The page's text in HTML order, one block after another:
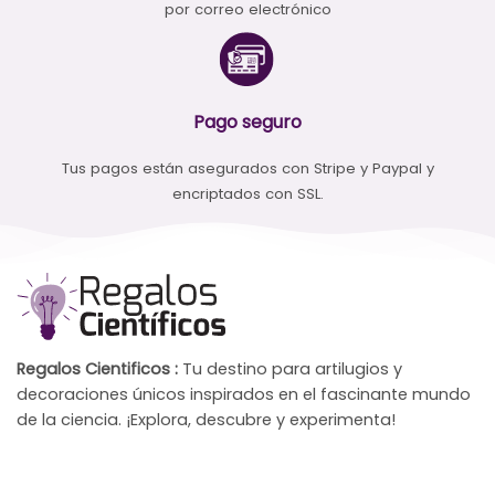
por correo electrónico
Pago seguro
Tus pagos están asegurados con Stripe y Paypal y
encriptados con SSL.
Regalos Cientificos : Tu destino para artilugios y
decoraciones únicos inspirados en el fascinante mundo
de la ciencia. ¡Explora, descubre y experimenta!